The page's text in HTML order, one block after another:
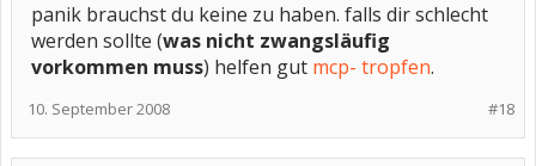
panik brauchst du keine zu haben. falls dir schlecht
werden sollte (was nicht zwangsläufig
vorkommen muss) helfen gut mcp- tropfen.
#18
10. September 2008